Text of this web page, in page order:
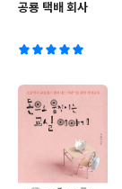
공룡 택배 회사